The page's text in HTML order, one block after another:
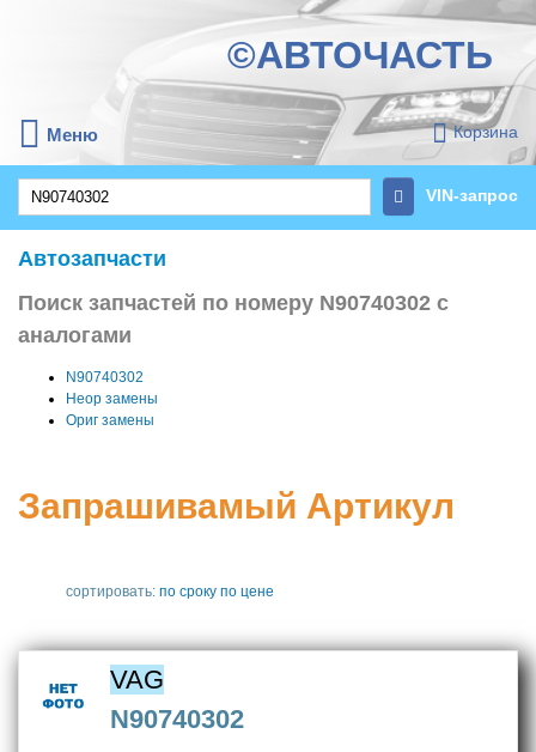
©АВТОЧАСТЬ
Меню Корзина
VIN-запрос
Автозапчасти
Поиск запчастей по номеру N90740302 с
аналогами
N90740302
Неор замены
Ориг замены
Запрашивамый Артикул
сортировать: по сроку по цене
VAG
N90740302